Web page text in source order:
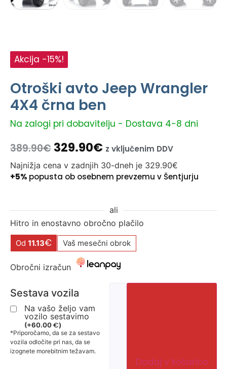
Akcija -15%!
Otroški avto Jeep Wrangler
4X4 črna ben
Na zalogi pri dobavitelju - Dostava 4-8 dni
389.90€ 329.90€ z vključenim DDV
Najnižja cena v zadnjih 30-dneh je 329.90€
+5% popusta ob osebnem prevzemu v Šentjurju
ali
Hitro in enostavno obročno plačilo
Od 11.13€ Vaš mesečni obrok
Obročni izračun
Sestava vozila
Na vašo željo vam
vozilo sestavimo
(+60.00€)
*Priporočamo, da se za sestavo
vozila odločite pri nas, da se
izognete morebitnim težavam.
Dodaj v košarico